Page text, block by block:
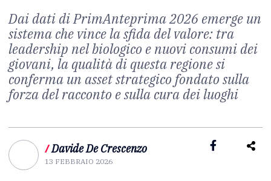
Dai dati di PrimAnteprima 2026 emerge un
sistema che vince la sfida del valore: tra
leadership nel biologico e nuovi consumi dei
giovani, la qualità di questa regione si
conferma un asset strategico fondato sulla
forza del racconto e sulla cura dei luoghi
/Davide De Crescenzo
13 FEBBRAIO 2026